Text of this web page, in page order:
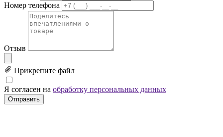
Номер телефона
Отзыв
Прикрепите файл
Я согласен на обработку персональных данных